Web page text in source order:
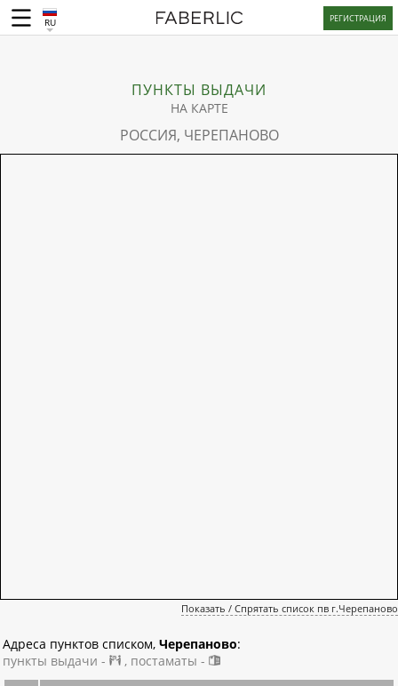
RU РЕГИСТРАЦИЯ
ПУНКТЫ ВЫДАЧИ
НА КАРТЕ
РОССИЯ, ЧЕРЕПАНОВО
Показать / Спрятать список пв г.Черепаново
Адреса пунктов списком, Черепаново:
пункты выдачи -
, постаматы -